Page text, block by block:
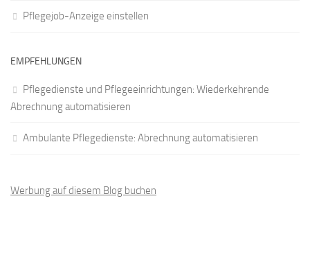
Pflegejob-Anzeige einstellen
EMPFEHLUNGEN
Pflegedienste und Pflegeeinrichtungen: Wiederkehrende
Abrechnung automatisieren
Ambulante Pflegedienste: Abrechnung automatisieren
Werbung auf diesem Blog buchen